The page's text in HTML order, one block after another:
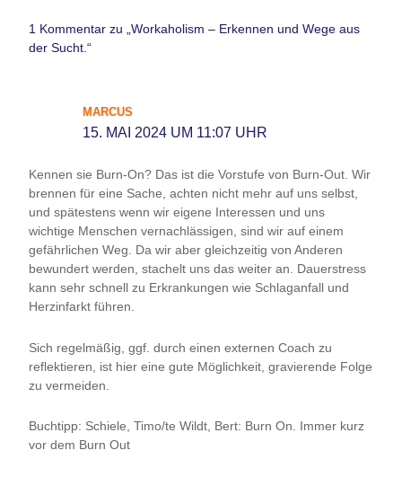
1 Kommentar zu „Workaholism – Erkennen und Wege aus
der Sucht.“
MARCUS
15. MAI 2024 UM 11:07 UHR
Kennen sie Burn-On? Das ist die Vorstufe von Burn-Out. Wir
brennen für eine Sache, achten nicht mehr auf uns selbst,
und spätestens wenn wir eigene Interessen und uns
wichtige Menschen vernachlässigen, sind wir auf einem
gefährlichen Weg. Da wir aber gleichzeitig von Anderen
bewundert werden, stachelt uns das weiter an. Dauerstress
kann sehr schnell zu Erkrankungen wie Schlaganfall und
Herzinfarkt führen.
Sich regelmäßig, ggf. durch einen externen Coach zu
reflektieren, ist hier eine gute Möglichkeit, gravierende Folge
zu vermeiden.
Buchtipp: Schiele, Timo/te Wildt, Bert: Burn On. Immer kurz
vor dem Burn Out